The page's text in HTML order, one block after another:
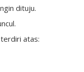
dituju.
atas: